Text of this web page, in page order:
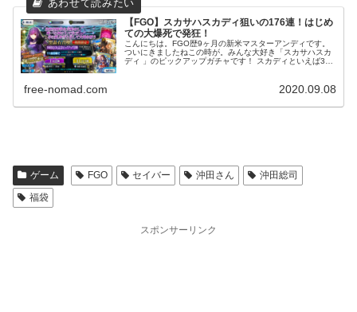
【FGO】スカサハスカディ狙いの176連！はじめ
ての大爆死で発狂！
こんにちは。FGO歴9ヶ月の新米マスターアンディです。
ついにきましたねこの時が。みんな大好き「スカサハスカ
ディ 」のピックアップガチャです！ スカディといえば3周
free-nomad.com 2020.09.08
ゲーム FGO セイバー 沖田さん
沖田総司
福袋
スポンサーリンク